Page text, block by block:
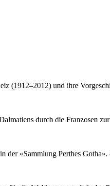
(1912–2012) und ihre
durch die Franzosen
der «Sammlung Perthes